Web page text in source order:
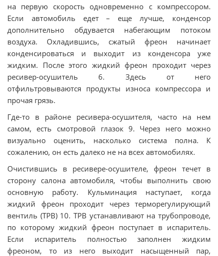
на первую скорость одновременно с компрессором.
Если автомобиль едет – еще лучше, конденсор
дополнительно обдувается набегающим потоком
воздуха. Охладившись, сжатый фреон начинает
конденсироваться и выходит из конденсора уже
жидким. После этого жидкий фреон проходит через
ресивер-осушитель 6. Здесь от него
отфильтровываются продукты износа компрессора и
прочая грязь.
Где-то в районе ресивера-осушителя, часто на нем
самом, есть смотровой глазок 9. Через него можно
визуально оценить, насколько система полна. К
сожалению, он есть далеко не на всех автомобилях.
Очистившись в ресивере-осушителе, фреон течет в
сторону салона автомобиля, чтобы выполнить свою
основную работу. Кульминация наступает, когда
жидкий фреон проходит через терморегулирующий
вентиль (ТРВ) 10. ТРВ устанавливают на трубопроводе,
по которому жидкий фреон поступает в испаритель.
Если испаритель полностью заполнен жидким
фреоном, то из него выходит насыщенный пар,